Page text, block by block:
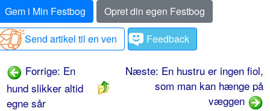
Gem i Min Festbog
Opret din egen Festbog
Send artikel til en ven
Feedback
Forrige: En
hund slikker altid
egne sår
Næste: En hustru er ingen fiol,
som man kan hænge på
væggen